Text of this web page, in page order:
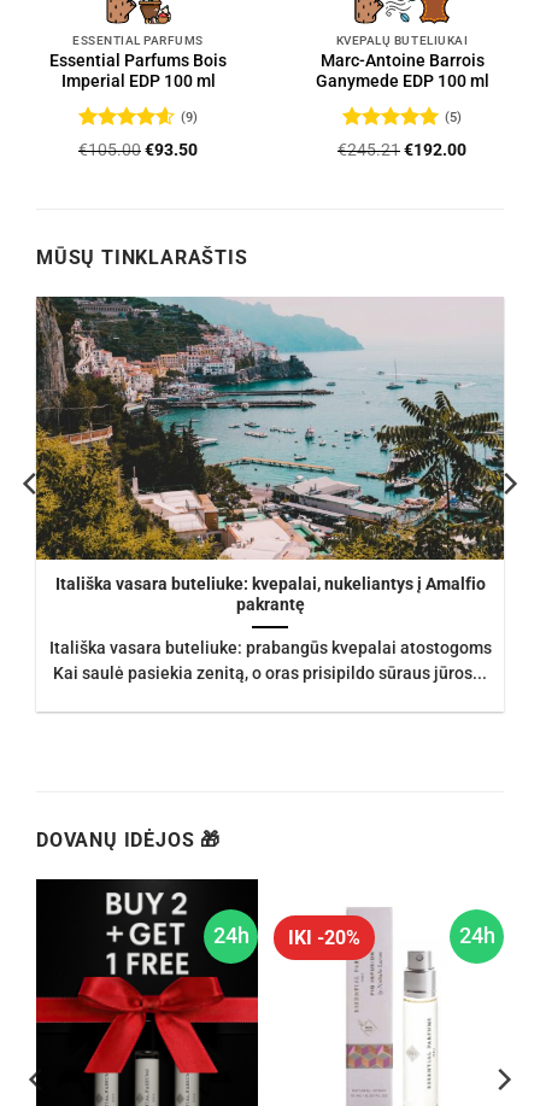
ESSENTIAL PARFUMS
Essential Parfums Bois
Imperial EDP 100 ml
Įvertinimas:
(9)
€105.00Original
€93.50Current
KVEPALŲ BUTELIUKAI
Marc-Antoine Barrois
Ganymede EDP 100 ml
Įvertinimas:
(5)
€245.21Original
€192.00Current
MŪSŲ TINKLARAŠTIS
Itališka vasara buteliuke: kvepalai, nukeliantys į Amalfio
pakrantę
Itališka vasara buteliuke: prabangūs kvepalai atostogoms
Kai saulė pasiekia zenitą, o oras prisipildo sūraus jūros...
DOVANŲ IDĖJOS 🎁
24h 24h
IKI -20%